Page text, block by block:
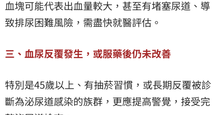
血塊可能代表出血量較大，甚至有堵塞尿道、導
致排尿困難風險，需盡快就醫評估。
三、血尿反覆發生，或服藥後仍未改善
特別是45歲以上、有抽菸習慣，或長期反覆被診
斷為泌尿道感染的族群，更應提高警覺，接受完